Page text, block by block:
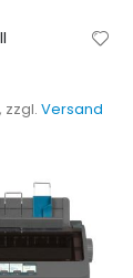
, zzgl. Versand